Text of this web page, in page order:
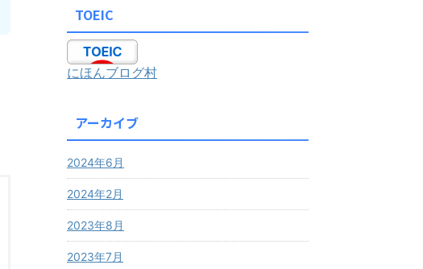
TOEIC
にほんブログ村
アーカイブ
2024年6月
2024年2月
2023年8月
2023年7月